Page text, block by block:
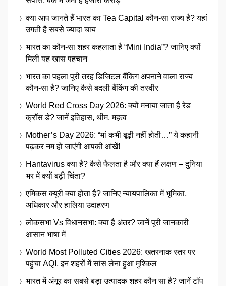
क्या आप जानते हैं भारत का Tea Capital कौन-सा राज्य है? यहां
उगती है सबसे ज्यादा चाय
भारत का कौन-सा शहर कहलाता है “Mini India”? जानिए क्यों
मिली यह खास पहचान
भारत का पहला पूरी तरह डिजिटल बैंकिंग अपनाने वाला राज्य
कौन-सा है? जानिए कैसे बदली बैंकिंग की तस्वीर
World Red Cross Day 2026: क्यों मनाया जाता है रेड
क्रॉस डे? जानें इतिहास, थीम, महत्व
Mother’s Day 2026: “मां कभी बूढ़ी नहीं होती…” ये कहानी
पढ़कर नम हो जाएंगी आपकी आंखें!
Hantavirus क्या है? कैसे फैलता है और क्या हैं लक्षण – दुनिया
भर में क्यों बढ़ी चिंता?
एमिकस क्यूरी क्या होता है? जानिए न्यायपालिका में भूमिका,
अधिकार और हालिया उदाहरण
लोकसभा Vs विधानसभा: क्या है अंतर? जानें पूरी जानकारी
आसान भाषा में
World Most Polluted Cities 2026: खतरनाक स्तर पर
पहुंचा AQI, इन शहरों में सांस लेना हुआ मुश्किल
भारत में अंगूर का सबसे बड़ा उत्पादक शहर कौन सा है? जानें टॉप